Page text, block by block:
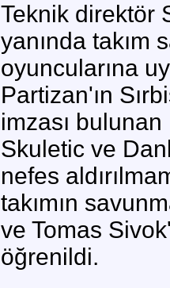
Teknik direktör
yanında takım
oyuncularına
Partizan'ın
imzası bulunan
Skuletic ve
nefes
takımın
ve Tomas
öğrenildi.